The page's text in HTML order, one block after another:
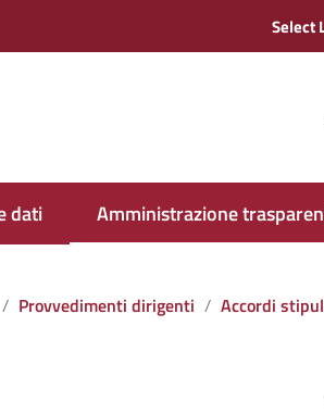
dati Amministrazione
Provvedimenti dirigenti
Accordi stipulati dall‘amministrazione